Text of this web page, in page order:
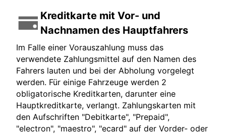
Kreditkarte mit Vor- und
Nachnamen des Hauptfahrers
Im Falle einer Vorauszahlung muss das
verwendete Zahlungsmittel auf den Namen des
Fahrers lauten und bei der Abholung vorgelegt
werden. Für einige Fahrzeuge werden 2
obligatorische Kreditkarten, darunter eine
Hauptkreditkarte, verlangt. Zahlungskarten mit
den Aufschriften "Debitkarte", "Prepaid",
"electron", "maestro", "ecard" auf der Vorder- oder